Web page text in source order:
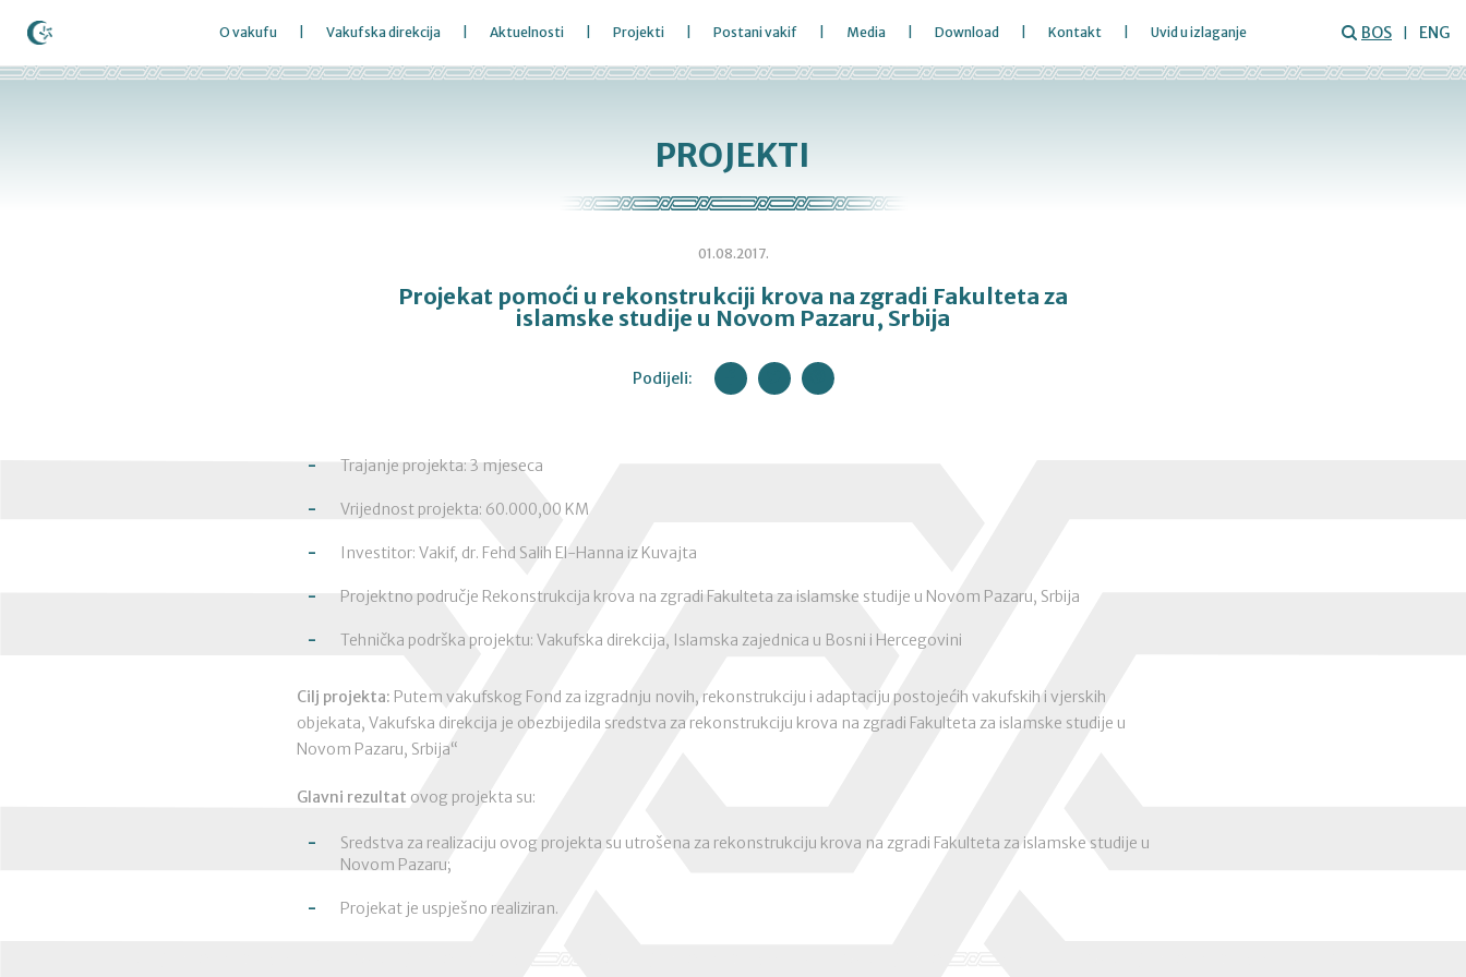
O vakufu Vakufska direkcija Aktuelnosti Projekti Postani vakif Media Download Kontakt Uvid u izlaganje BOS ENG
PROJEKTI
01.08.2017.
Projekat pomoći u rekonstrukciji krova na zgradi Fakulteta za
islamske studije u Novom Pazaru, Srbija
Podijeli:
Trajanje projekta: 3 mjeseca
Vrijednost projekta: 60.000,00 KM
Investitor: Vakif, dr. Fehd Salih El-Hanna iz Kuvajta
Projektno područje Rekonstrukcija krova na zgradi Fakulteta za islamske studije u Novom Pazaru, Srbija
Tehnička podrška projektu: Vakufska direkcija, Islamska zajednica u Bosni i Hercegovini
Cilj projekta: Putem vakufskog Fond za izgradnju novih, rekonstrukciju i adaptaciju postojećih vakufskih i vjerskih
objekata, Vakufska direkcija je obezbijedila sredstva za rekonstrukciju krova na zgradi Fakulteta za islamske studije u
Novom Pazaru, Srbija“
Glavni rezultat ovog projekta su:
Sredstva za realizaciju ovog projekta su utrošena za rekonstrukciju krova na zgradi Fakulteta za islamske studije u
Novom Pazaru;
Projekat je uspješno realiziran.